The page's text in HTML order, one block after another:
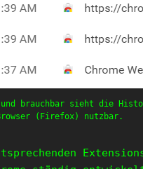
und brauchbar sieht die
(Firefox) nutzbar.